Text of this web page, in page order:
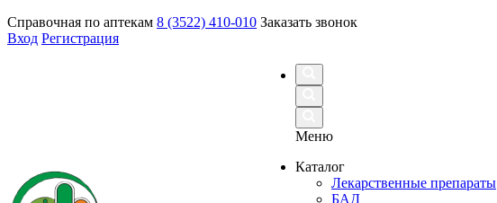
Справочная по аптекам 8 (3522) 410-010 Заказать звонок
Вход Регистрация
Меню
Каталог
Лекарственные препараты
БАД